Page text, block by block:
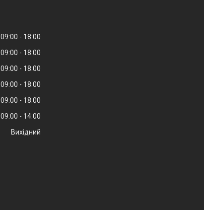
09:00
18:00
09:00
18:00
09:00
18:00
09:00
18:00
09:00
18:00
09:00
14:00
Вихідний